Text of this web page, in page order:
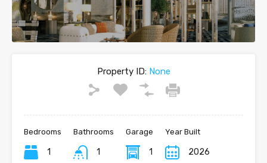
Property ID:None
Bedrooms
1
Bathrooms
1
Garage
1
Year Built
2026